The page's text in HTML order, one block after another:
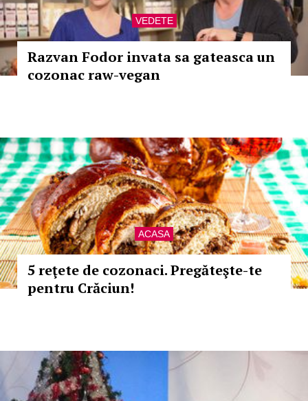
VEDETE
Razvan Fodor invata sa gateasca un
cozonac raw-vegan
ACASA
5 reţete de cozonaci. Pregăteşte-te
pentru Crăciun!